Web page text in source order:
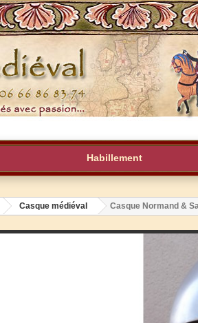
Habillement
Casque médiéval Casque Normand &